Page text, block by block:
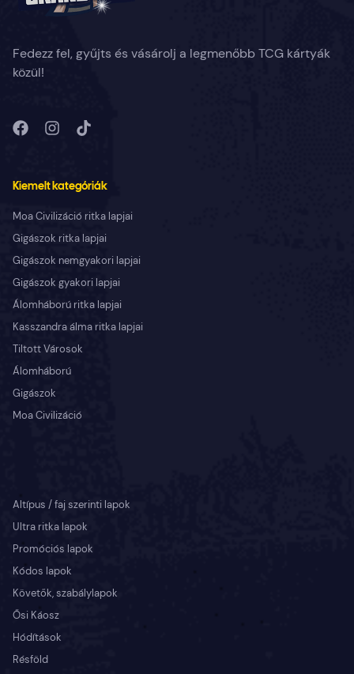
Fedezz fel, gyűjts és vásárolj a legmenőbb TCG kártyák
közül!
Kiemelt kategóriák
Moa Civilizáció ritka lapjai
Gigászok ritka lapjai
Gigászok nemgyakori lapjai
Gigászok gyakori lapjai
Álomháború ritka lapjai
Kasszandra álma ritka lapjai
Tiltott Városok
Álomháború
Gigászok
Moa Civilizáció
Altípus / faj szerinti lapok
Ultra ritka lapok
Promóciós lapok
Kódos lapok
Követők, szabálylapok
Ősi Káosz
Hódítások
Résföld